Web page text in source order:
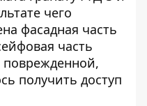
чего
фасадная часть
часть
поврежденной,
получить доступ